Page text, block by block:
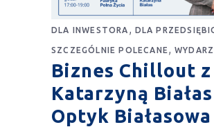
DLA INWESTORA DLA
SZCZEGÓLNIE POLECANE
Biznes Chillout z
Katarzyną
Optyk Białasowa